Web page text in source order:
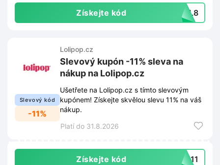
Získejte kód AFL8
Slevový kód
-11%
Lolipop.cz
Slevový kupón -11% sleva na
nákup na Lolipop.cz
Ušetřete na Lolipop.cz s tímto slevovým
kupónem! Získejte skvělou slevu 11% na váš
nákup.
Platí do 31.8.2026
Získejte kód LE11